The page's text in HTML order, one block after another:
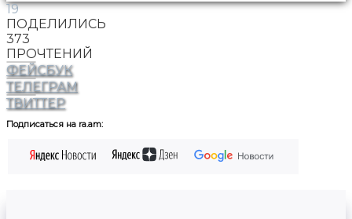
19
ПОДЕЛИЛИСЬ
373
ПРОЧТЕНИЙ
ФЕЙСБУК
ТЕЛЕГРАМ
ТВИТТЕР
Подписаться на ra.am: